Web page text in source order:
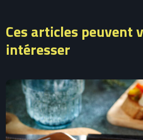
Ces articles peuvent
intéresser